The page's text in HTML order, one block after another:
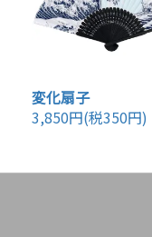
変化扇子
3,850円(税350円)